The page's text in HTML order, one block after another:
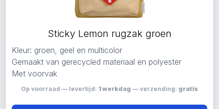
Sticky Lemon rugzak groen
Kleur: groen, geel en multicolor
Gemaakt van gerecycled materiaal en polyester
Met voorvak
Op voorraad — levertijd: 1 werkdag — verzending: gratis